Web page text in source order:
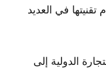
تقنيتها في العديد
الدولية إلى